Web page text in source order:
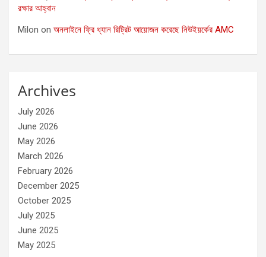
রক্ষার আহ্বান
Milon on অনলাইনে ফ্রি ধ্যান রিট্রিট আয়োজন করেছে নিউইয়র্কের AMC
Archives
July 2026
June 2026
May 2026
March 2026
February 2026
December 2025
October 2025
July 2025
June 2025
May 2025